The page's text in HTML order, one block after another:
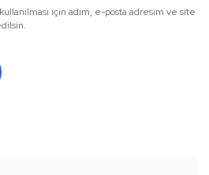
için adım, e-posta adresim ve site